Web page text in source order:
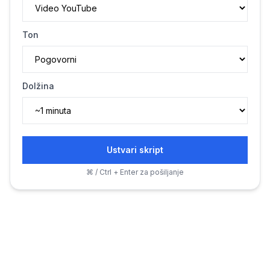
Ton
Dolžina
Ustvari skript
⌘ / Ctrl + Enter za pošiljanje